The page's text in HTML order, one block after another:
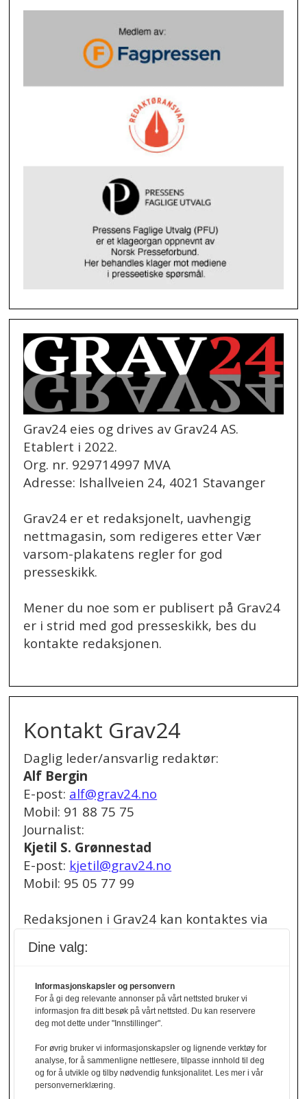
Grav24 eies og drives av Grav24 AS.
Etablert i 2022.
Org. nr. 929714997 MVA
Adresse: Ishallveien 24, 4021 Stavanger
Grav24 er et redaksjonelt, uavhengig
nettmagasin, som redigeres etter Vær
varsom-plakatens regler for god
presseskikk.
Mener du noe som er publisert på Grav24
er i strid med god presseskikk, bes du
kontakte redaksjonen.
Kontakt Grav24
Daglig leder/ansvarlig redaktør:
Alf Bergin
E-post: alf@grav24.no
Mobil: 91 88 75 75
Journalist:
Kjetil S. Grønnestad
E-post: kjetil@grav24.no
Mobil: 95 05 77 99
Redaksjonen i Grav24 kan kontaktes via
redaksjon@grav24.no
annonser/stillingsannonser, kan du bruke
denne e-post adressen:
annonse@grav24.no
Ved å følge linken under finner du vår
personvernerklæring.
Dine valg:
Informasjonskapsler og personvern
For å gi deg relevante annonser på vårt nettsted bruker vi
informasjon fra ditt besøk på vårt nettsted. Du kan reservere
deg mot dette under "Innstillinger".
For øvrig bruker vi informasjonskapsler og lignende verktøy for
analyse, for å sammenligne nettlesere, tilpasse innhold til deg
og for å utvikle og tilby nødvendig funksjonalitet. Les mer i vår
personvernerklæring.